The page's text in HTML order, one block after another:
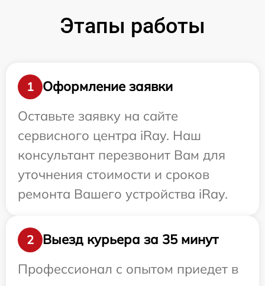
Этапы работы
1
Оформление заявки
Оставьте заявку на сайте
сервисного центра iRay. Наш
консультант перезвонит Вам для
уточнения стоимости и сроков
ремонта Вашего устройства iRay.
2
Выезд курьера за 35 минут
Профессионал с опытом приедет в